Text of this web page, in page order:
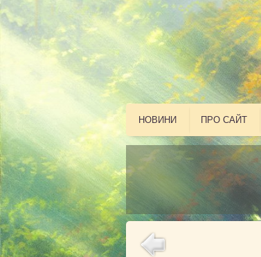
НОВИНИ ПРО САЙТ